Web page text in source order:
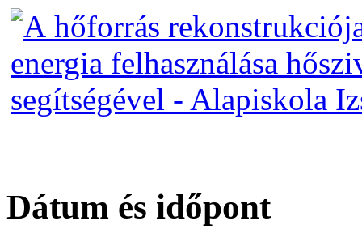
Dátum és időpont